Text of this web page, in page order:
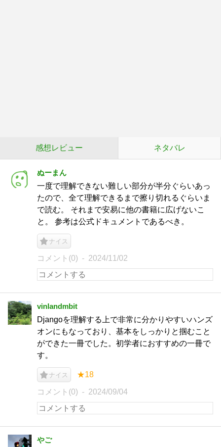
感想レビュー ネタバレ
ぬーまん
一度で理解できない難しい部分が半分ぐらいあっ
たので、全て理解できるまで擦り切れるぐらいま
で読む。 それまで安易に他の書籍に広げないこ
と。 参考は公式ドキュメントであるべき。
ナイス
コメント(0) 2024/11/02
vinlandmbit
Djangoを理解する上で非常に分かりやすいハンズ
オンにもなっており、基本をしっかりと掴むこと
ができた一冊でした。初学者におすすめの一冊で
す。
ナイス ★18
コメント(0) 2024/09/04
やご